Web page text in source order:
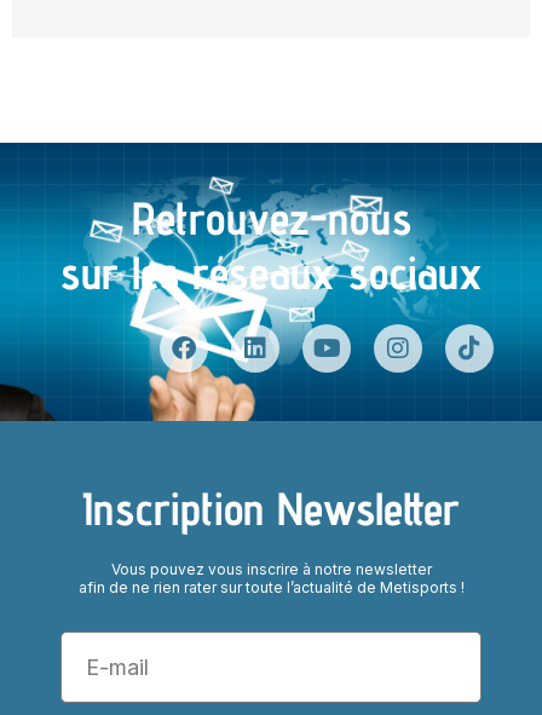
Retrouvez-nous
sur les réseaux sociaux
Inscription Newsletter
Vous pouvez vous inscrire à notre newsletter
afin de ne rien rater sur toute l’actualité de Metisports !